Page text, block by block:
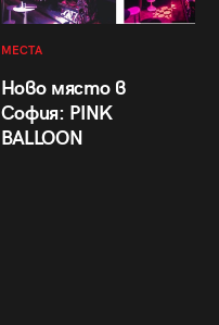
МЕСТА
Ново място в
София: PINK
BALLOON